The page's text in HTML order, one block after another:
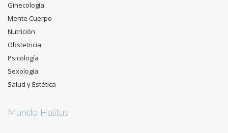
Ginecología
Mente Cuerpo
Nutrición
Obstetricia
Psicología
Sexología
Salud y Estética
Mundo Halitus